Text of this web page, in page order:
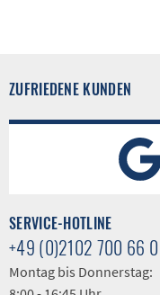
ZUFRIEDENE KUNDEN
SERVICE-HOTLINE
+49 (0)2102 700 66 0
Montag bis Donnerstag: